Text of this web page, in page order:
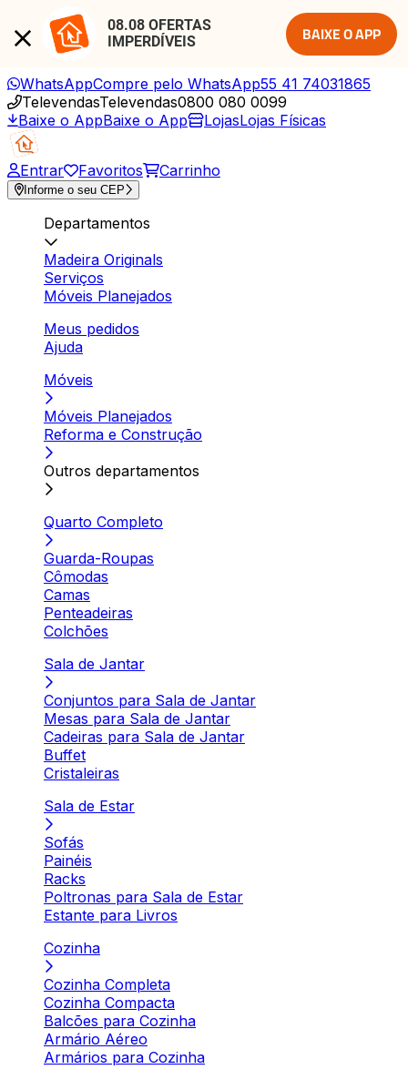
08.08 OFERTAS
IMPERDÍVEIS
BAIXE O APP
WhatsAppCompre pelo WhatsApp55 41 74031865
TelevendasTelevendas0800 080 0099
Baixe o AppBaixe o App LojasLojas Físicas
Entrar Favoritos Carrinho
Informe o seu CEP
Departamentos
Madeira Originals
Serviços
Móveis Planejados
Meus pedidos
Ajuda
Móveis
Móveis Planejados
Reforma e Construção
Outros departamentos
Quarto Completo
Guarda-Roupas
Cômodas
Camas
Penteadeiras
Colchões
Sala de Jantar
Conjuntos para Sala de Jantar
Mesas para Sala de Jantar
Cadeiras para Sala de Jantar
Buffet
Cristaleiras
Sala de Estar
Sofás
Painéis
Racks
Poltronas para Sala de Estar
Estante para Livros
Cozinha
Cozinha Completa
Cozinha Compacta
Balcões para Cozinha
Armário Aéreo
Armários para Cozinha